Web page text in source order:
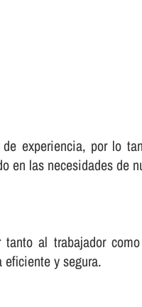
experiencia, por lo
en las necesidades de
al trabajador
eficiente y segura.